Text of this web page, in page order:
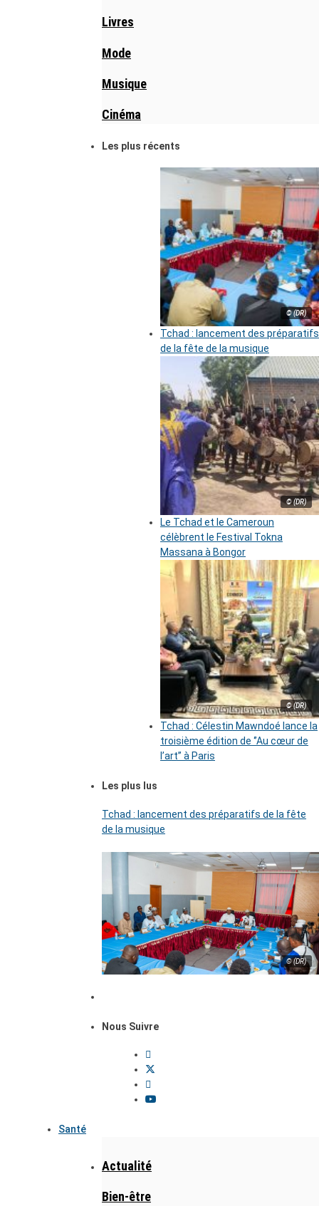
Livres
Mode
Musique
Cinéma
Les plus récents
© (DR)
Tchad : lancement des préparatifs
de la fête de la musique
© (DR)
Le Tchad et le Cameroun
célèbrent le Festival Tokna
Massana à Bongor
© (DR)
Tchad : Célestin Mawndoé lance la
troisième édition de ‘’Au cœur de
l’art’’ à Paris
Les plus lus
Tchad : lancement des préparatifs de la fête
de la musique
© (DR)
Nous Suivre
Santé
Actualité
Bien-être